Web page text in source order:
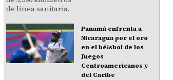
Panamá enfrenta a
Nicaragua por el oro
en el béisbol de los
Juegos
Centroamericanos y
del Caribe